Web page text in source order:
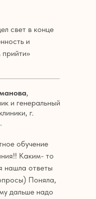
свет в конце
и
обучение
Каким- то
нашла ответы
Поняла,
дальше надо
,
и генеральный
г.